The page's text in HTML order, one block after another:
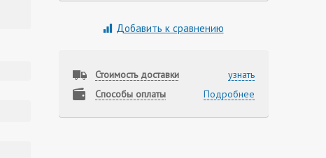
Добавить к сравнению
Стоимость доставки
узнать
Способы оплаты
Подробнее